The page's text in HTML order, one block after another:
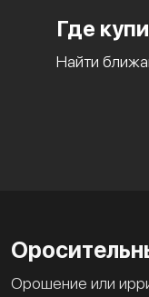
Где
Найти
Орошение или